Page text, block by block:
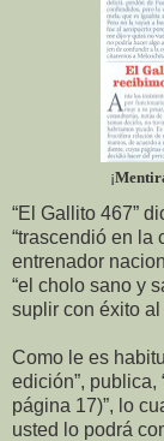
¡
“El Gallito 467”
“trascendió en la
entrenador
“el cholo sano y
suplir con éxito
Como le es
edición”, publica,
página 17)”, lo
usted lo podrá